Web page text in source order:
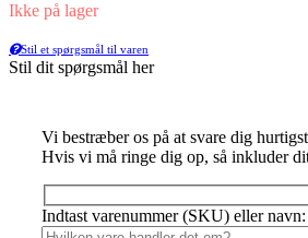
Ikke på lager
Stil et spørgsmål til varen
Stil dit spørgsmål her
Vi bestræber os på at svare dig
Hvis vi må ringe dig op, så inkluder
Indtast varenummer (SKU) eller navn: